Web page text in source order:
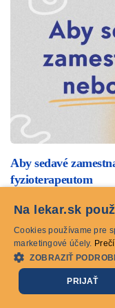
Aby sedavé
fyzioterapeutom
návody a tipy
Sedíte veľkú časť
hlava aj držanie
Na lekar.sk
Cookies používame pre
marketingové účely.
ZOBRAZIŤ
PRIJAŤ